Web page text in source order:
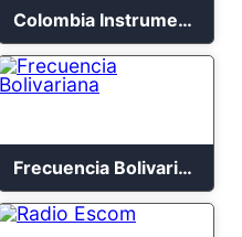
Colombia Instrumental
Frecuencia Bolivariana